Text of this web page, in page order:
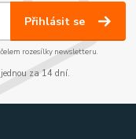
Přihlásit se
rozesílky newsletteru.
za 14 dní.